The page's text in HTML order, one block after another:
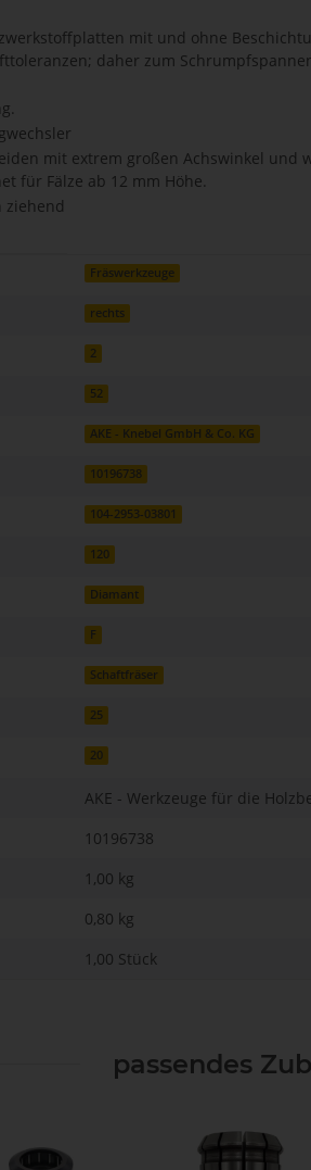
mit und ohne
daher zum
mit extrem großen Achswinkel
für Fälze ab 12 mm Höhe.
ziehend
Fräswerkzeuge
rechts
2
52
AKE - Knebel GmbH & Co. KG
10196738
104-2953-03801
120
Diamant
F
Schaftfräser
25
20
AKE - Werkzeuge für die
10196738
1,00 kg
0,80 kg
1,00 Stück
passendes